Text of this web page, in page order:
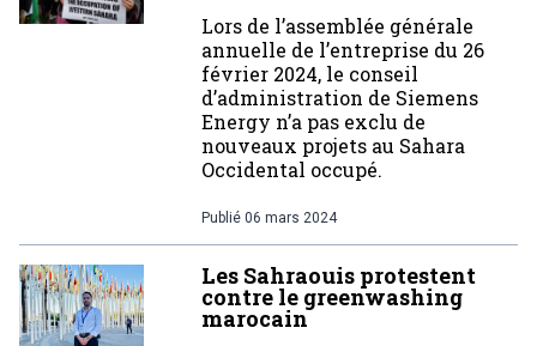
Lors de l’assemblée générale
annuelle de l’entreprise du 26
février 2024, le conseil
d’administration de Siemens
Energy n’a pas exclu de
nouveaux projets au Sahara
Occidental occupé.
Publié 06 mars 2024
Les Sahraouis protestent
contre le greenwashing
marocain